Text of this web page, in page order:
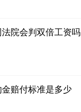
院会判双倍工资吗
赔付标准是多少